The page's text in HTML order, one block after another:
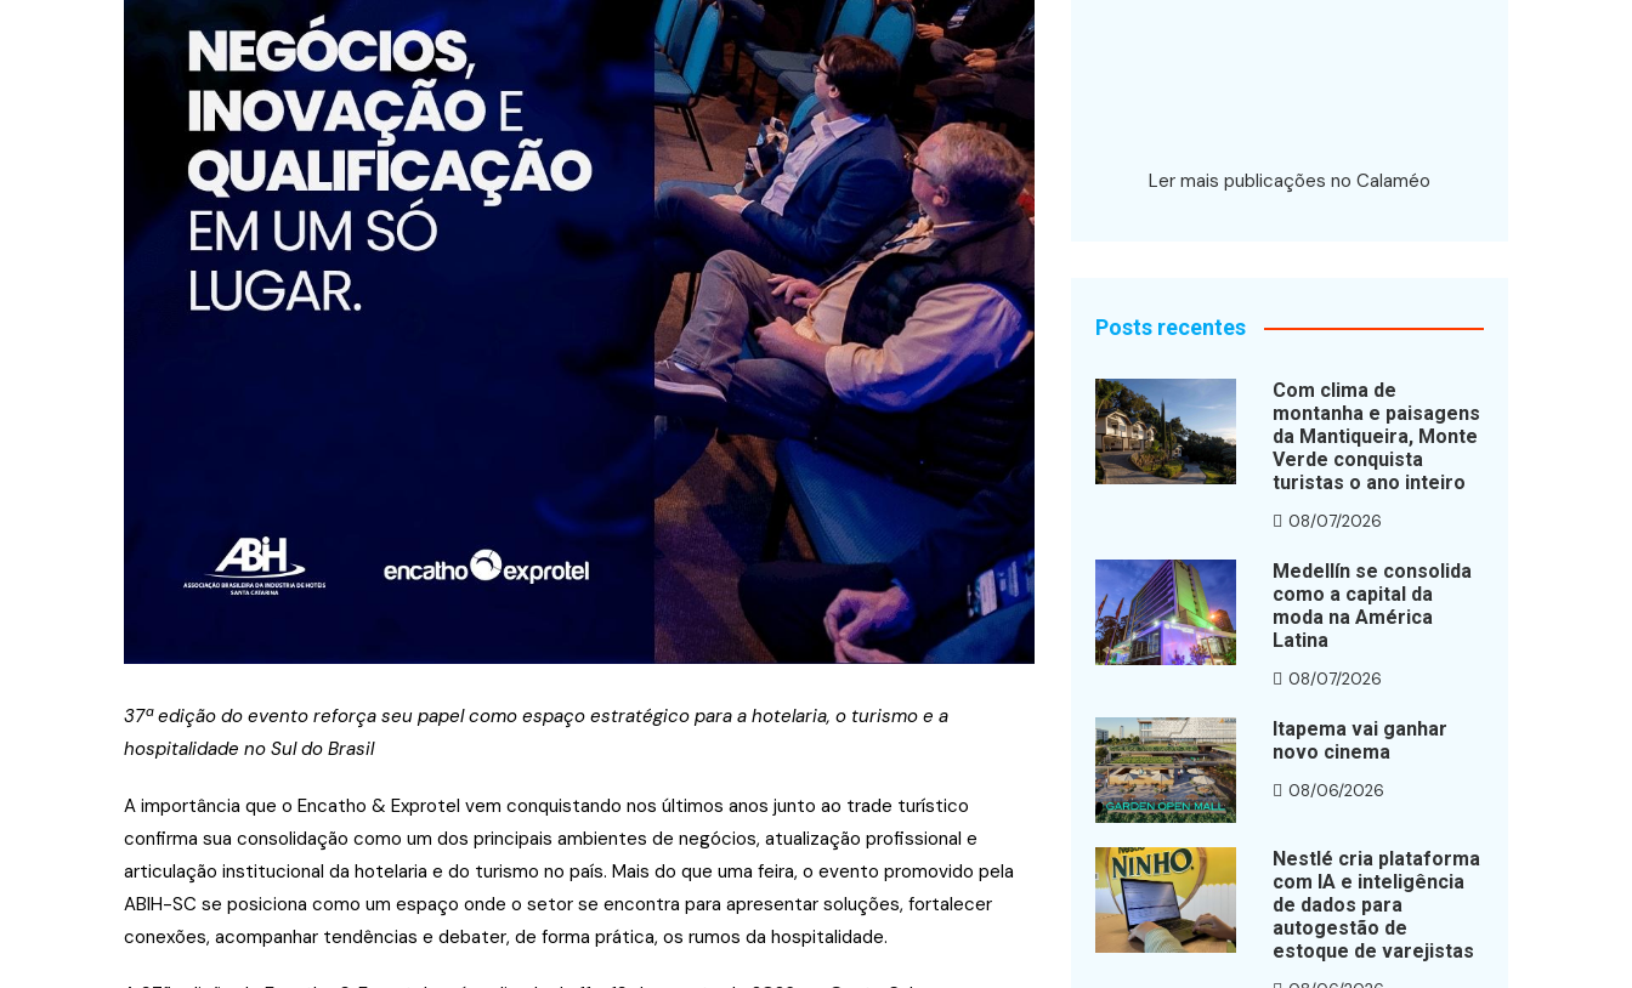
37ª edição do evento reforça seu papel como espaço estratégico para a hotelaria, o turismo e a
hospitalidade no Sul do Brasil
A importância que o Encatho & Exprotel vem conquistando nos últimos anos junto ao trade turístico
confirma sua consolidação como um dos principais ambientes de negócios, atualização profissional e
articulação institucional da hotelaria e do turismo no país. Mais do que uma feira, o evento promovido pela
ABIH-SC se posiciona como um espaço onde o setor se encontra para apresentar soluções, fortalecer
conexões, acompanhar tendências e debater, de forma prática, os rumos da hospitalidade.
Ler mais publicações no Calaméo
Posts recentes
Com clima de
montanha e paisagens
da Mantiqueira, Monte
Verde conquista
turistas o ano inteiro
08/07/2026
Medellín se consolida
como a capital da
moda na América
Latina
08/07/2026
Itapema vai ganhar
novo cinema
08/06/2026
Nestlé cria plataforma
com IA e inteligência
de dados para
autogestão de
estoque de varejistas